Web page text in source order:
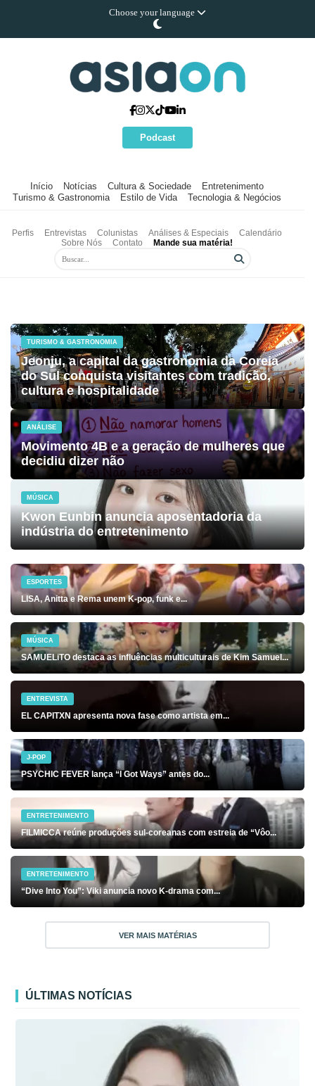
Choose your language
Podcast
Início Notícias Cultura & Sociedade
Entretenimento
Turismo & Gastronomia
Estilo de Vida Tecnologia & Negócios
Perfis Entrevistas Colunistas Análises & Especiais
Calendário
Sobre Nós
Contato Mande sua matéria!
TURISMO & GASTRONOMIA
Jeonju, a capital da gastronomia da Coreia
do Sul conquista visitantes com tradição,
cultura e hospitalidade
ANÁLISE
Movimento 4B e a geração de mulheres que
decidiu dizer não
MÚSICA
Kwon Eunbin anuncia aposentadoria da
indústria do entretenimento
ESPORTES
LISA, Anitta e Rema unem K-pop, funk e...
MÚSICA
SAMUELiTO destaca as influências multiculturais de Kim Samuel...
ENTREVISTA
EL CAPITXN apresenta nova fase como artista em...
J-POP
PSYCHIC FEVER lança “I Got Ways” antes do...
ENTRETENIMENTO
FILMICCA reúne produções sul-coreanas com estreia de “Vôo...
ENTRETENIMENTO
“Dive Into You”: Viki anuncia novo K-drama com...
VER MAIS MATÉRIAS
ÚLTIMAS NOTÍCIAS